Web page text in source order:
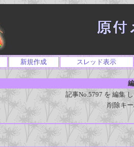
新規作成 スレッド表示
記事No.5797 を 編集
削除キ